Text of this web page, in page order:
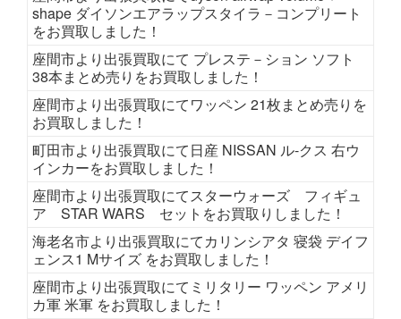
shape ダイソンエアラップスタイラ－コンプリート
をお買取しました！
座間市より出張買取にて プレステ－ション ソフト
38本まとめ売りをお買取しました！
座間市より出張買取にてワッペン 21枚まとめ売りを
お買取しました！
町田市より出張買取にて日産 NISSAN ル-クス 右ウ
インカーをお買取しました！
座間市より出張買取にてスターウォーズ フィギュ
ア STAR WARS セットをお買取りしました！
海老名市より出張買取にてカリンシアタ 寝袋 デイフ
ェンス1 Mサイズ をお買取しました！
座間市より出張買取にてミリタリー ワッペン アメリ
カ軍 米軍 をお買取しました！